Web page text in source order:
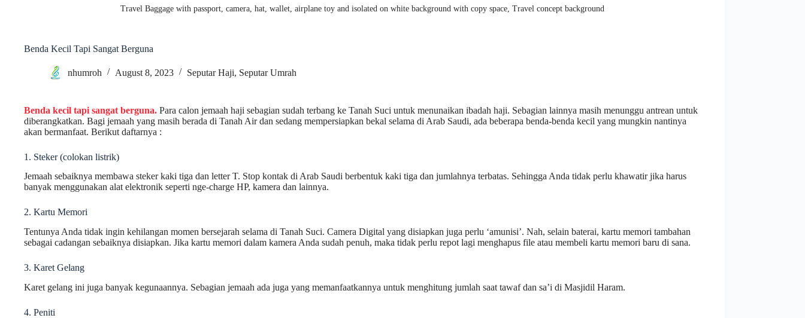
Travel Baggage with passport, camera, hat, wallet, airplane toy and isolated on white background with copy space, Travel concept background
Benda Kecil Tapi Sangat Berguna
nhumroh August 8, 2023 Seputar Haji, Seputar Umrah
Benda kecil tapi sangat berguna. Para calon jemaah haji sebagian sudah terbang ke Tanah Suci untuk menunaikan ibadah haji. Sebagian lainnya masih menunggu antrean untuk
diberangkatkan. Bagi jemaah yang masih berada di Tanah Air dan sedang mempersiapkan bekal selama di Arab Saudi, ada beberapa benda-benda kecil yang mungkin nantinya
akan bermanfaat. Berikut daftarnya :
1. Steker (colokan listrik)
Jemaah sebaiknya membawa steker kaki tiga dan letter T. Stop kontak di Arab Saudi berbentuk kaki tiga dan jumlahnya terbatas. Sehingga Anda tidak perlu khawatir jika harus
banyak menggunakan alat elektronik seperti nge-charge HP, kamera dan lainnya.
2. Kartu Memori
Tentunya Anda tidak ingin kehilangan momen bersejarah selama di Tanah Suci. Camera Digital yang disiapkan juga perlu ‘amunisi’. Nah, selain baterai, kartu memori tambahan
sebagai cadangan sebaiknya disiapkan. Jika kartu memori dalam kamera Anda sudah penuh, maka tidak perlu repot lagi menghapus file atau membeli kartu memori baru di sana.
3. Karet Gelang
Karet gelang ini juga banyak kegunaannya. Sebagian jemaah ada juga yang memanfaatkannya untuk menghitung jumlah saat tawaf dan sa’i di Masjidil Haram.
4. Peniti